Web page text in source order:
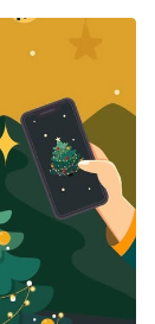
杰米尼圣诞
诞乐喜剧
13(六) 14:00-
平区大兴
---------------
大赛
前广场（台
12/14(日)